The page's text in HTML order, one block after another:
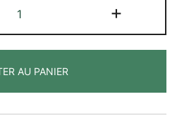
de
Azalea
(En
variétés
séléctionnées)
+
AU PANIER